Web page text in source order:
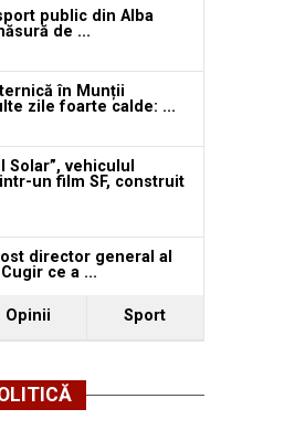
public din Alba
de ...
în Munții
zile foarte calde: ...
Solar”, vehiculul
un film SF, construit
director general al
ce a ...
Opinii Sport